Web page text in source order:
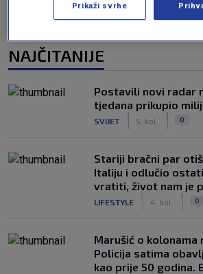
NAJČITANIJE
Postavili novi radar
tjedana prikupio
SVIJET 5. kol. 0
Stariji bračni par
Italiju i odlučio
vratiti, život nam je
LIFESTYLE 4. kol. 0
Marušić o kolonama
Policija satima
kao prije 50 godina.
Prikaži svrhe